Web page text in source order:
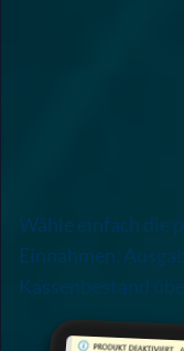
Wähle einfach die
Einnahmen,
Kassenbestand